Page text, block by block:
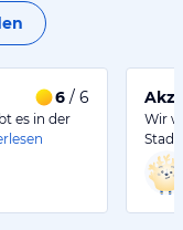
6 / 6
es in der
Wir
Stadt